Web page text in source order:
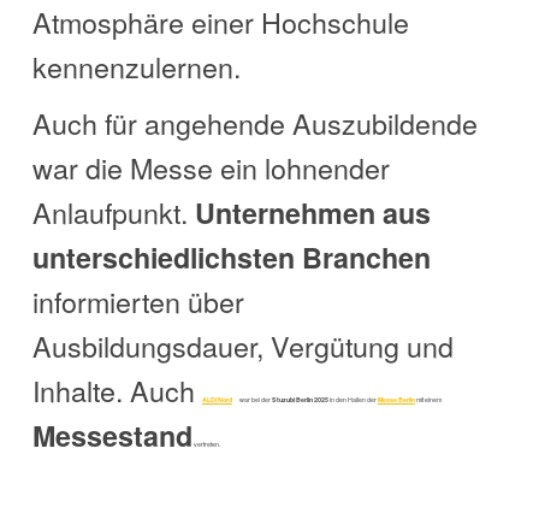
Atmosphäre einer Hochschule
kennenzulernen.
Auch für angehende Auszubildende
war die Messe ein lohnender
Anlaufpunkt. Unternehmen aus
unterschiedlichsten Branchen
informierten über
Ausbildungsdauer, Vergütung und
Inhalte. Auch
ALDI Nord war bei derStuzubi Berlin 2025in den Hallen derMesse Berlinmit einem
Messestand vertreten.